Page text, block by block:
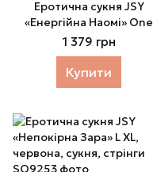
Еротична сукня JSY
«Енергійна Наомі» One
Size, сукня, стрінги
1 379 грн
Купити